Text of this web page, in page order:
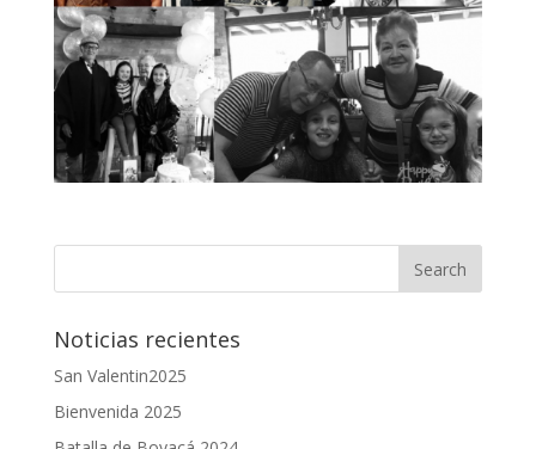
Noticias recientes
San Valentin2025
Bienvenida 2025